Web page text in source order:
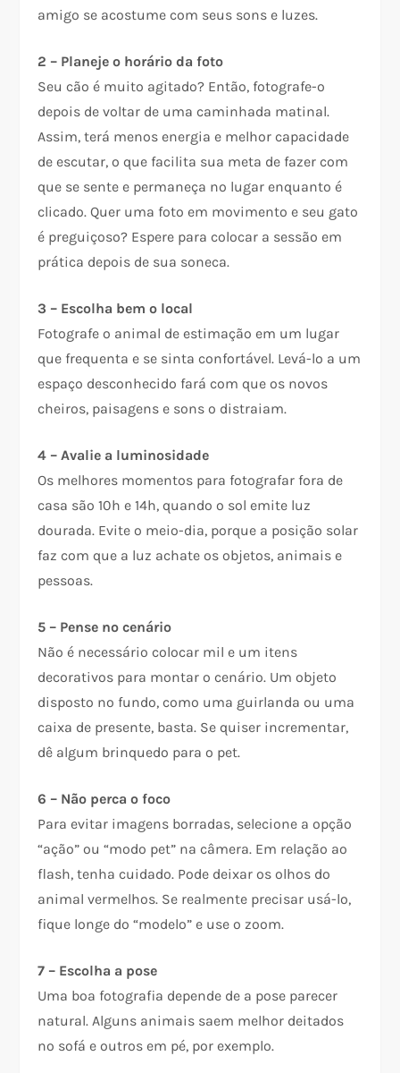
amigo se acostume com seus sons e luzes.
2 – Planeje o horário da foto
Seu cão é muito agitado? Então, fotografe-o
depois de voltar de uma caminhada matinal.
Assim, terá menos energia e melhor capacidade
de escutar, o que facilita sua meta de fazer com
que se sente e permaneça no lugar enquanto é
clicado. Quer uma foto em movimento e seu gato
é preguiçoso? Espere para colocar a sessão em
prática depois de sua soneca.
3 – Escolha bem o local
Fotografe o animal de estimação em um lugar
que frequenta e se sinta confortável. Levá-lo a um
espaço desconhecido fará com que os novos
cheiros, paisagens e sons o distraiam.
4 – Avalie a luminosidade
Os melhores momentos para fotografar fora de
casa são 10h e 14h, quando o sol emite luz
dourada. Evite o meio-dia, porque a posição solar
faz com que a luz achate os objetos, animais e
pessoas.
5 – Pense no cenário
Não é necessário colocar mil e um itens
decorativos para montar o cenário. Um objeto
disposto no fundo, como uma guirlanda ou uma
caixa de presente, basta. Se quiser incrementar,
dê algum brinquedo para o pet.
6 – Não perca o foco
Para evitar imagens borradas, selecione a opção
“ação” ou “modo pet” na câmera. Em relação ao
flash, tenha cuidado. Pode deixar os olhos do
animal vermelhos. Se realmente precisar usá-lo,
fique longe do “modelo” e use o zoom.
7 – Escolha a pose
Uma boa fotografia depende de a pose parecer
natural. Alguns animais saem melhor deitados
no sofá e outros em pé, por exemplo.